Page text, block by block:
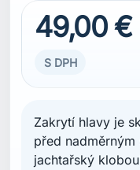
49,00 €
S DPH
Zakrytí hlavy je
před nadměrným
jachtařský